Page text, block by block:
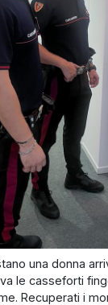
una donna
le casseforti
Recuperati i